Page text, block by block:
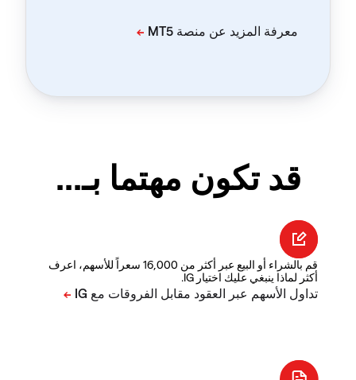
قد تكون مهتما بـ...
قم بالشراء أو البيع عبر أكثر من 16,000 سعراً للأسهم، اعرف
أكثر لماذا ينبغي عليك اختيار IG.